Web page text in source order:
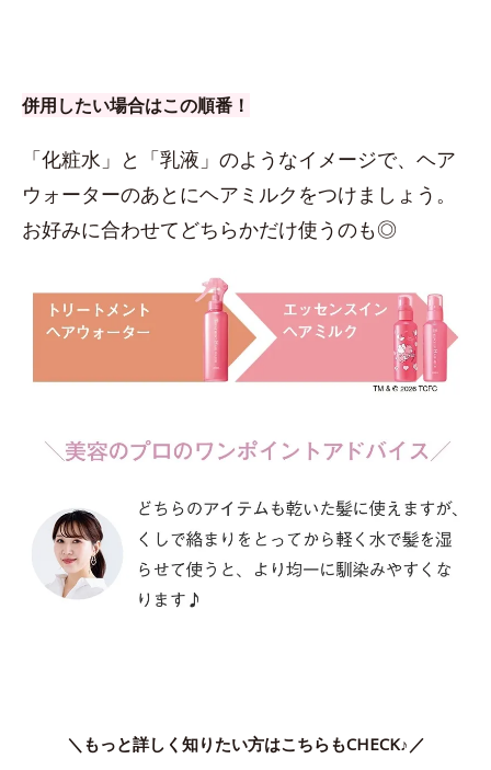
併用したい場合はこの順番！
「化粧水」と「乳液」のようなイメージで、ヘア
ウォーターのあとにヘアミルクをつけましょう。
お好みに合わせてどちらかだけ使うのも◎
＼もっと詳しく知りたい方はこちらもCHECK♪／